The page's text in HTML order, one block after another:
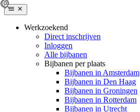
Werkzoekend
Direct inschrijven
Inloggen
Alle bijbanen
Bijbanen per plaats
Bijbanen in Amsterdam
Bijbanen in Den Haag
Bijbanen in Groningen
Bijbanen in Rotterdam
Bijbanen in Utrecht